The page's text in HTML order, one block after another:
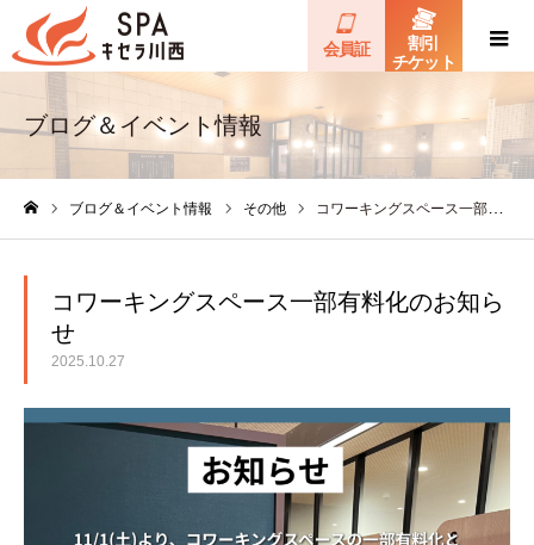
割引
チケット
会員証
ブログ＆イベント情報
ブログ＆イベント情報 その他 コワーキングスペース一部有料化のお知らせ
コワーキングスペース一部有料化のお知ら
せ
2025.10.27